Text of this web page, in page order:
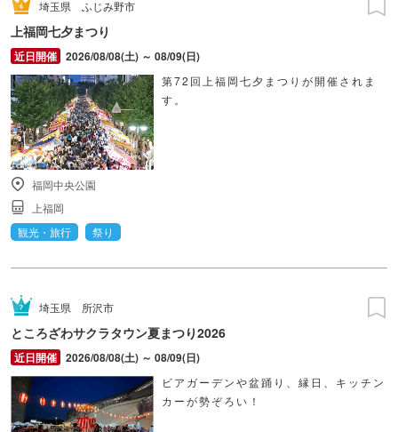
埼玉県 ふじみ野市
上福岡七夕まつり
2026/08/08(土) ～ 08/09(日)
第72回上福岡七夕まつりが開催されま
す。
福岡中央公園
上福岡
観光・旅行
祭り
埼玉県 所沢市
ところざわサクラタウン夏まつり2026
2026/08/08(土) ～ 08/09(日)
ビアガーデンや盆踊り、縁日、キッチン
カーが勢ぞろい！